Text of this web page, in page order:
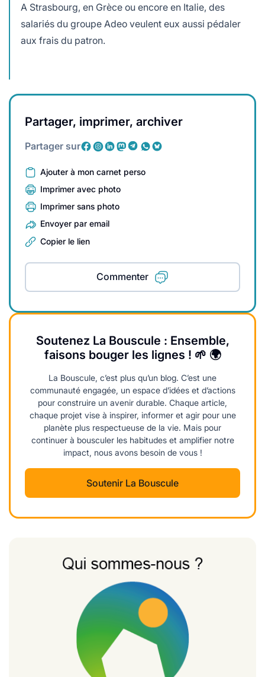
A Strasbourg, en Grèce ou encore en Italie, des
salariés du groupe Adeo veulent eux aussi pédaler
aux frais du patron.
Partager, imprimer, archiver
Partager sur
Ajouter à mon carnet perso
Imprimer avec photo
Imprimer sans photo
Envoyer par email
Copier le lien
Commenter
Soutenez La Bouscule : Ensemble,
faisons bouger les lignes ! 🌱 🌍
La Bouscule, c’est plus qu’un blog. C’est une
communauté engagée, un espace d’idées et d’actions
pour construire un avenir durable. Chaque article,
chaque projet vise à inspirer, informer et agir pour une
planète plus respectueuse de la vie. Mais pour
continuer à bousculer les habitudes et amplifier notre
impact, nous avons besoin de vous !
Soutenir La Bouscule